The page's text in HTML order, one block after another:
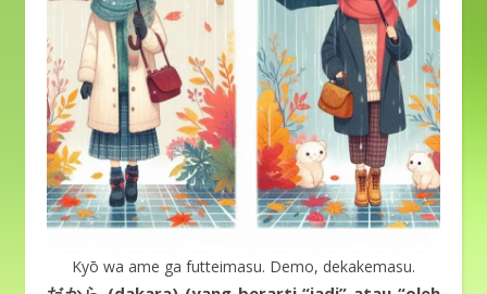
Kyō wa ame ga futteimasu. Demo, dekakemasu.